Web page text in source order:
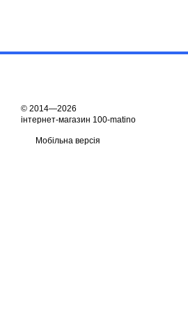
© 2014—2026
інтернет-магазин 100-matino
Мобільна версія